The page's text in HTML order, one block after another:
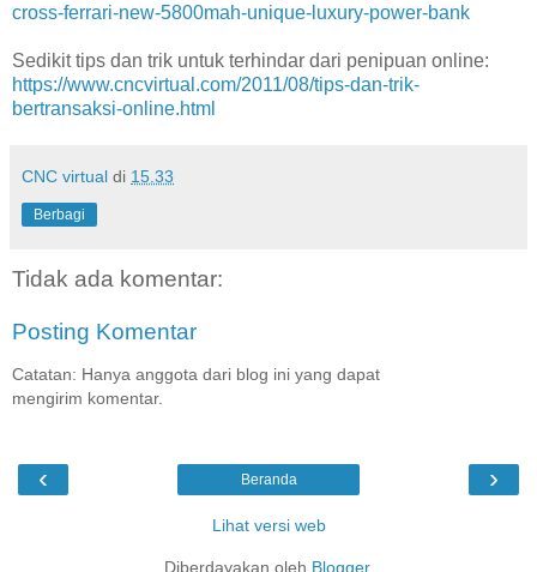
cross-ferrari-new-5800mah-unique-luxury-power-bank
Sedikit tips dan trik untuk terhindar dari penipuan online:
https://www.cncvirtual.com/2011/08/tips-dan-trik-
bertransaksi-online.html
CNC virtual di 15.33
Berbagi
Tidak ada komentar:
Posting Komentar
Catatan: Hanya anggota dari blog ini yang dapat
mengirim komentar.
‹ ›
Beranda
Lihat versi web
Diberdayakan oleh Blogger.